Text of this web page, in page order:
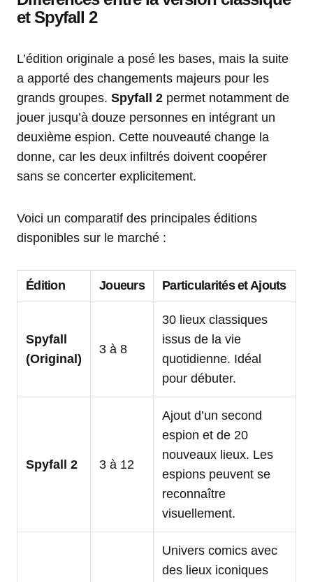
et Spyfall 2
L’édition originale a posé les bases, mais la suite
a apporté des changements majeurs pour les
grands groupes. Spyfall 2 permet notamment de
jouer jusqu’à douze personnes en intégrant un
deuxième espion. Cette nouveauté change la
donne, car les deux infiltrés doivent coopérer
sans se concerter explicitement.
Voici un comparatif des principales éditions
disponibles sur le marché :
Édition Joueurs Particularités et Ajouts
Spyfall
(Original)
3 à 8
30 lieux classiques
issus de la vie
quotidienne. Idéal
pour débuter.
Spyfall 2 3 à 12
Ajout d’un second
espion et de 20
nouveaux lieux. Les
espions peuvent se
reconnaître
visuellement.
Univers comics avec
des lieux iconiques